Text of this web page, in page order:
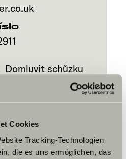
Cookies
Tracking-Technologien
die es uns ermöglichen, das
Domluvit schůzku